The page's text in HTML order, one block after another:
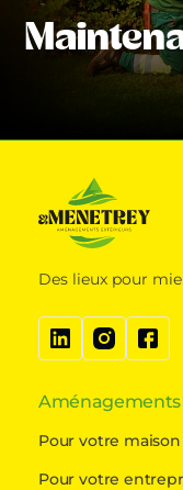
Des lieux pour
Aménagements
Pour votre maison
Pour votre